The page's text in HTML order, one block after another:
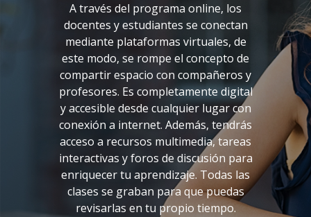
A través del programa online, los
docentes y estudiantes se conectan
mediante plataformas virtuales, de
este modo, se rompe el concepto de
compartir espacio con compañeros y
profesores. Es completamente digital
y accesible desde cualquier lugar con
conexión a internet. Además, tendrás
acceso a recursos multimedia, tareas
interactivas y foros de discusión para
enriquecer tu aprendizaje. Todas las
clases se graban para que puedas
revisarlas en tu propio tiempo.